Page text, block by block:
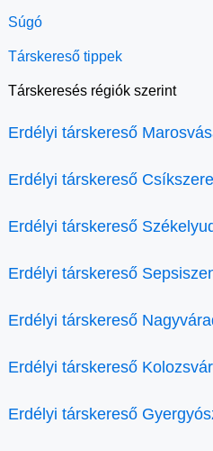
Súgó
Társkereső tippek
Társkeresés régiók szerint
Erdélyi társkereső
Erdélyi társkereső
Erdélyi társkereső
Erdélyi társkereső
Erdélyi társkereső
Erdélyi társkereső Kolozsvár
Erdélyi társkereső